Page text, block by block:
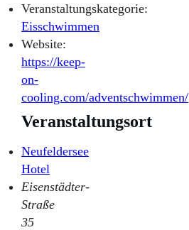
Veranstaltungskategorie:
Eisschwimmen
Website:
https://keep-
on-
cooling.com/adventschwimmen/
Veranstaltungsort
Neufeldersee
Hotel
Eisenstädter-
Straße
35